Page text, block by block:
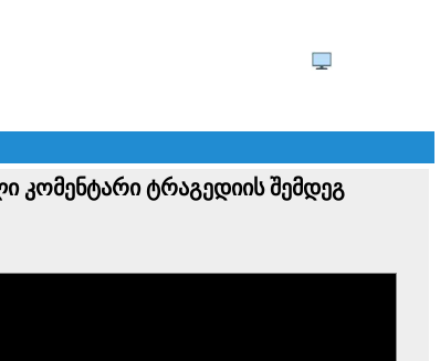
კომენტარი ტრაგედიის შემდეგ